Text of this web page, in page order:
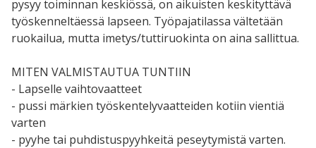
pysyy toiminnan keskiössä, on aikuisten keskityttävä
työskenneltäessä lapseen. Työpajatilassa vältetään
ruokailua, mutta imetys/tuttiruokinta on aina sallittua.
MITEN VALMISTAUTUA TUNTIIN
- Lapselle vaihtovaatteet
- pussi märkien työskentelyvaatteiden kotiin vientiä
varten
- pyyhe tai puhdistuspyyhkeitä peseytymistä varten.